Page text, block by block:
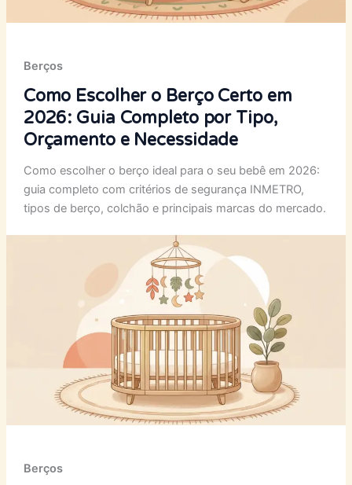
Berços
Como Escolher o Berço Certo em
2026: Guia Completo por Tipo,
Orçamento e Necessidade
Como escolher o berço ideal para o seu bebê em 2026:
guia completo com critérios de segurança INMETRO,
tipos de berço, colchão e principais marcas do mercado.
Berços